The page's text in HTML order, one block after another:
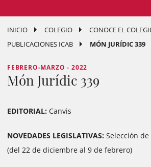
INICIO COLEGIO
CONOCE EL
PUBLICACIONES ICAB
MÓN JURÍDIC 339
FEBRERO-MARZO - 2022
Món Jurídic 339
EDITORIAL: Canvis
NOVEDADES LEGISLATIVAS: Selección
(del 22 de diciembre al 9 de febrero)